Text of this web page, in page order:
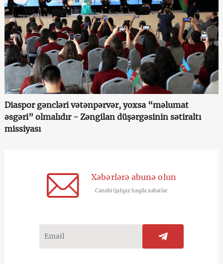
Diaspor gəncləri vətənpərvər, yoxsa “məlumat
əsgəri” olmalıdır - Zəngilan düşərgəsinin sətiraltı
missiyası
Xəbərlərə abunə olun
Cənubi Qafqaz haqda xəbərlər